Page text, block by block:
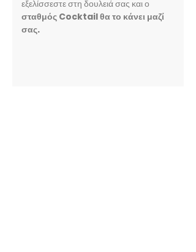
εξελίσσεστε στη δουλειά σας και ο
σταθμός Cocktail θα το κάνει μαζί
σας.